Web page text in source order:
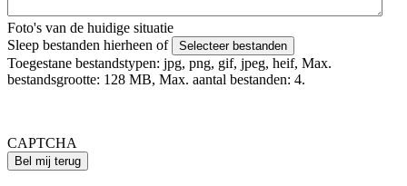
Foto's van de huidige situatie
Sleep bestanden hierheen of
Selecteer bestanden
Toegestane bestandstypen: jpg, png, gif, jpeg, heif, Max.
bestandsgrootte: 128 MB, Max. aantal bestanden: 4.
CAPTCHA